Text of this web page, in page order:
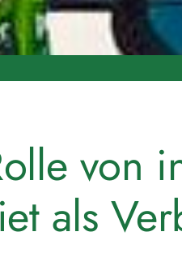
von
als